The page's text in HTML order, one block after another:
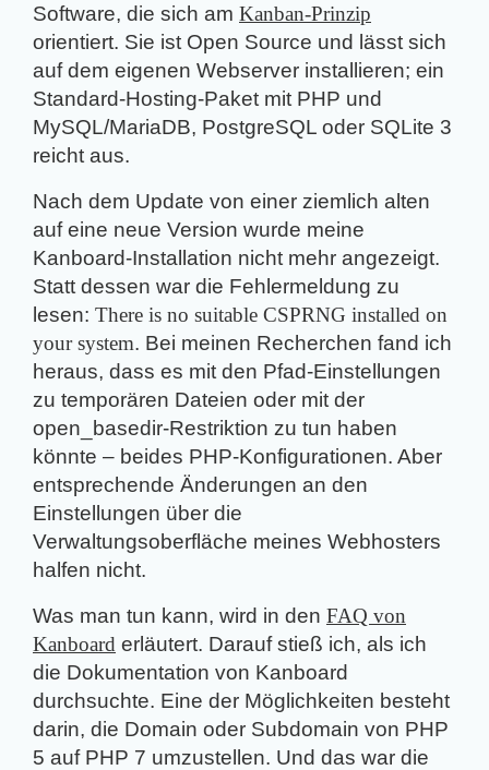
Software, die sich am Kanban-Prinzip
orientiert. Sie ist Open Source und lässt sich
auf dem eigenen Webserver installieren; ein
Standard-Hosting-Paket mit PHP und
MySQL/MariaDB, PostgreSQL oder SQLite 3
reicht aus.
Nach dem Update von einer ziemlich alten
auf eine neue Version wurde meine
Kanboard-Installation nicht mehr angezeigt.
Statt dessen war die Fehlermeldung zu
lesen: There is no suitable CSPRNG installed on
your system. Bei meinen Recherchen fand ich
heraus, dass es mit den Pfad-Einstellungen
zu temporären Dateien oder mit der
open_basedir-Restriktion zu tun haben
könnte – beides PHP-Konfigurationen. Aber
entsprechende Änderungen an den
Einstellungen über die
Verwaltungsoberfläche meines Webhosters
halfen nicht.
Was man tun kann, wird in den FAQ von
Kanboard erläutert. Darauf stieß ich, als ich
die Dokumentation von Kanboard
durchsuchte. Eine der Möglichkeiten besteht
darin, die Domain oder Subdomain von PHP
5 auf PHP 7 umzustellen. Und das war die